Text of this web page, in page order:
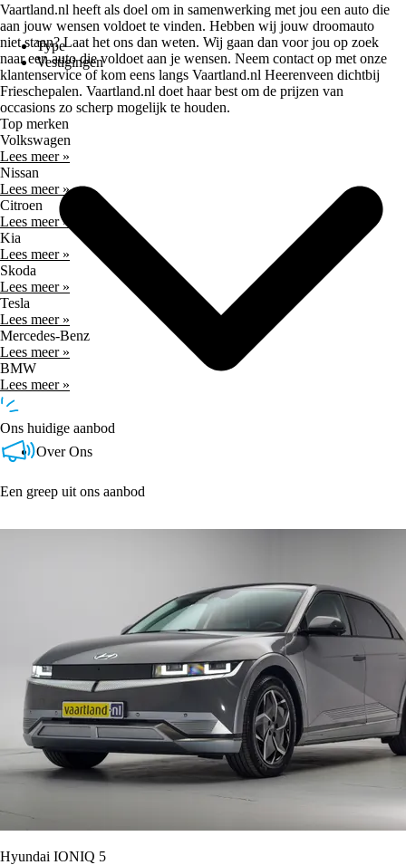
Type
Vestigingen
Over Ons
Vaartland.nl heeft als doel om in samenwerking met jou een auto die
aan jouw wensen voldoet te vinden. Hebben wij jouw droomauto
niet staan? Laat het ons dan weten. Wij gaan dan voor jou op zoek
naar een auto die voldoet aan je wensen. Neem contact op met onze
klantenservice of kom eens langs Vaartland.nl Heerenveen dichtbij
Frieschepalen. Vaartland.nl doet haar best om de prijzen van
occasions zo scherp mogelijk te houden.
Top merken
Volkswagen
Lees meer »
Nissan
Lees meer »
Citroen
Lees meer »
Kia
Lees meer »
Skoda
Lees meer »
Tesla
Lees meer »
Mercedes-Benz
Lees meer »
BMW
Lees meer »
Ons huidige aanbod
Een greep uit ons aanbod
Hyundai IONIQ 5